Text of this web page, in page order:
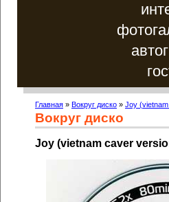
Главная » Вокруг диско » Joy
Вокруг диско
Joy (vietnam caver